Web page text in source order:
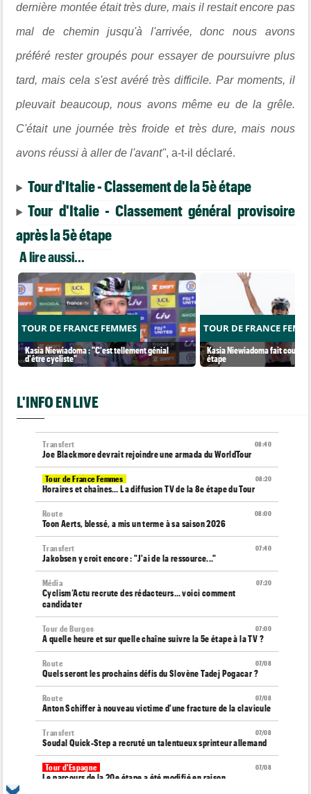
dernière montée était très dure, mais il restait encore pas
mal de chemin jusqu'à l'arrivée, donc nous avons
préféré rester groupés pour essayer de poursuivre plus
tard, mais cela s'est avéré très difficile. Par moments, il
pleuvait beaucoup, nous avons même eu de la grêle.
C'était une journée très froide et très dure, mais nous
avons réussi à aller de l'avant", a-t-il déclaré.
Tour d'Italie - Classement de la 5è étape
Tour d'Italie - Classement général provisoire
après la 5è étape
A lire aussi...
TOUR DE FRANCE FEMMES
Kasia Niewiadoma : "C'est tellement génial
d'être cycliste"
TOUR DE FRANCE
Kasia Niewiadoma fait coup
étape
L'INFO EN LIVE
08:40
Transfert
Joe Blackmore devrait rejoindre une armada du WorldTour
08:20
Tour de France Femmes
Horaires et chaînes… La diffusion TV de la 8e étape du Tour
08:00
Route
Toon Aerts, blessé, a mis un terme à sa saison 2026
07:40
Transfert
Jakobsen y croit encore : "J'ai de la ressource..."
07:20
Média
Cyclism’Actu recrute des rédacteurs… voici comment
candidater
07:00
Tour de Burgos
A quelle heure et sur quelle chaîne suivre la 5e étape à la TV ?
07/08
Route
Quels seront les prochains défis du Slovène Tadej Pogacar ?
07/08
Route
Anton Schiffer à nouveau victime d'une fracture de la clavicule
07/08
Transfert
Soudal Quick-Step a recruté un talentueux sprinteur allemand
07/08
Tour d'Espagne
Le parcours de la 20e étape a été modifié en raison